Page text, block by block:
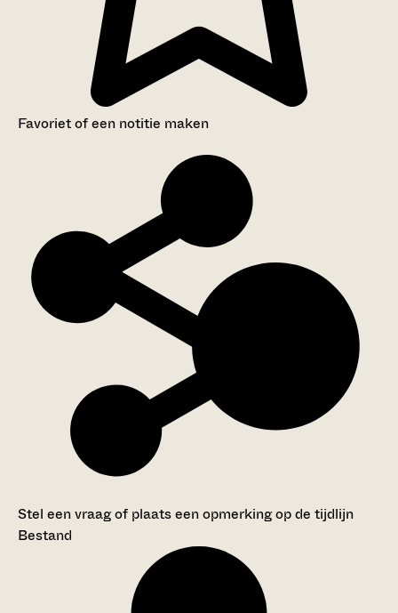
Favoriet of een notitie maken
Stel een vraag of plaats een opmerking op de tijdlijn
Bestand